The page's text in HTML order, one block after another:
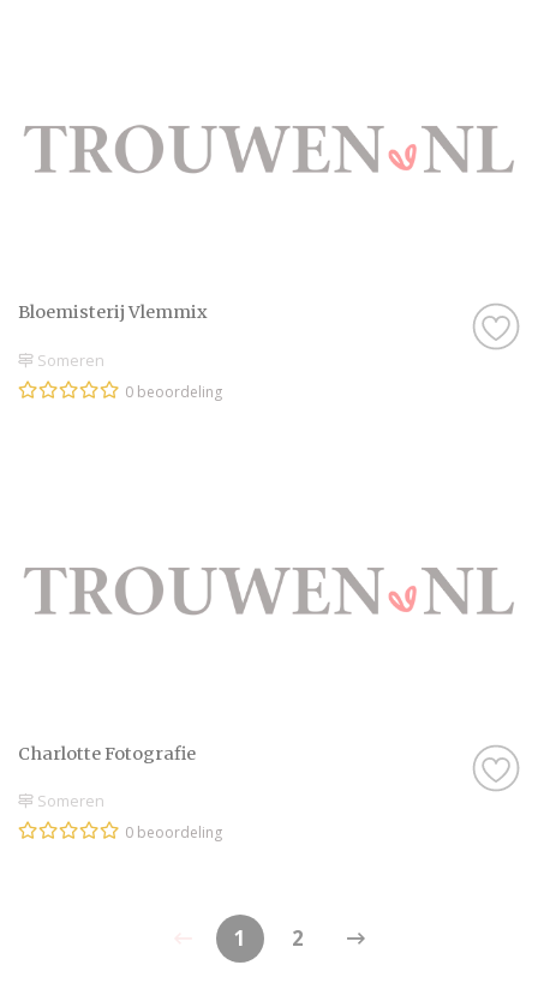
Bloemisterij Vlemmix
Someren
0 beoordeling
Charlotte Fotografie
Someren
0 beoordeling
1 2